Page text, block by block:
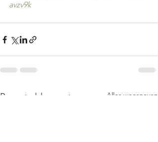
avzv9k
Recente blogposts Alles weergeven